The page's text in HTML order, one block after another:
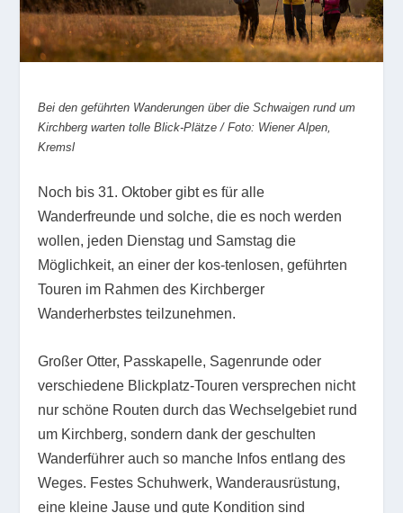
Bei den geführten Wanderungen über die Schwaigen rund um
Kirchberg warten tolle Blick-Plätze / Foto: Wiener Alpen,
Kremsl
Noch bis 31. Oktober gibt es für alle
Wanderfreunde und solche, die es noch werden
wollen, jeden Dienstag und Samstag die
Möglichkeit, an einer der kos-tenlosen, geführten
Touren im Rahmen des Kirchberger
Wanderherbstes teilzunehmen.
Großer Otter, Passkapelle, Sagenrunde oder
verschiedene Blickplatz-Touren versprechen nicht
nur schöne Routen durch das Wechselgebiet rund
um Kirchberg, sondern dank der geschulten
Wanderführer auch so manche Infos entlang des
Weges. Festes Schuhwerk, Wanderausrüstung,
eine kleine Jause und gute Kondition sind